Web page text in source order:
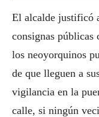
El alcalde justificó
consignas públicas
los neoyorquinos
de que lleguen a
vigilancia en la
calle, si ningún